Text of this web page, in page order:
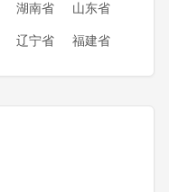
湖南省
山东省
辽宁省
福建省
江苏省
河南省
新疆
甘肃省